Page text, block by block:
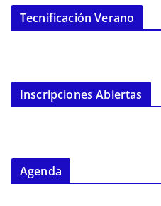
Tecnificación Verano
Inscripciones Abiertas
Agenda